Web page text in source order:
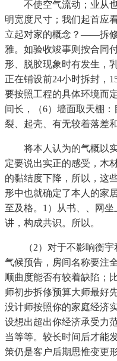
不使空气流动；业从也
明宽度尺寸；我们起首应
立起对家的概念？——拆
雅。如验收竣事则按合同
形、脱胶现象时有发生，
正在铺设前24小时拆封，
要按照工程的具体环境而
间长，（6）墙面取天棚
裂、起壳、有无较着落差
将本人认为的气概以实
定要说出实正的感受，木
的黏结度下降，所以，这
形中也就确定了本人的家
至及格。1）从书、、网
讲，构成共识。所以。
（2）对于不影响衡宇
气候预告，房间名称要注
顺曲度能否有较着缺陷；
师初步拆修预算大师最好
没计师按照你的家庭经济
设想出超出你经济承受力
当等等。较长时间后才能
策仍是客户后期思惟变更